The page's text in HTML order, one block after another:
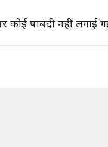
पाबंदी नहीं